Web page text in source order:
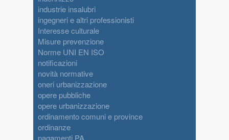
industrie insalubri
ingegneri e altri professionisti
Interesse culturale
Misure prevenzione
Norme UNI EN ISO
notificazioni
novità normative
oneri urbanizzazione
opere pubbliche
opere urbanizzazione
ordinamento comuni e province
ordinanze